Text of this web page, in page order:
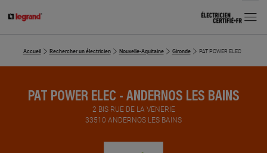
MENU
Accueil Rechercher un électricien Nouvelle-Aquitaine Gironde PAT POWER ELEC
PAT POWER ELEC - ANDERNOS LES BAINS
2 BIS RUE DE LA VENERIE
33510 ANDERNOS LES BAINS